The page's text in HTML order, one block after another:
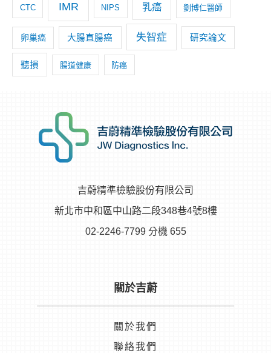
CTC IMR NIPS 乳癌 劉博仁醫師
卵巢癌 大腸直腸癌 失智症 研究論文
聽損 腸道健康 防癌
吉蔚精準檢驗股份有限公司
新北市中和區中山路二段348巷4號8樓
02-2246-7799 分機 655
關於吉蔚
關於我們
聯絡我們